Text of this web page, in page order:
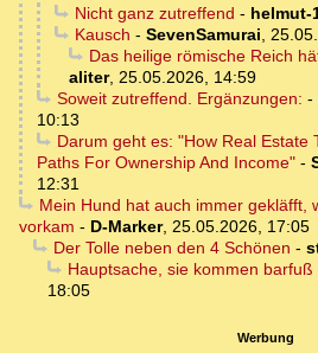
Nicht ganz zutreffend - helmut-
Kausch - SevenSamurai,
Das heilige römische Reich
aliter, 25.05.2026, 14:59
Soweit zutreffend. Ergänzungen: -
10:13
Darum geht es: "How Real Estate
Paths For Ownership And Income" -
12:31
Mein Hund hat auch immer gekläfft,
vorkam - D-Marker, 25.05.2026, 17:05
Der Tolle neben den 4 Schönen -
Hauptsache, sie kommen barfuß
18:05
Werbung